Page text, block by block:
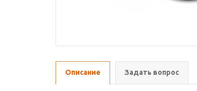
Описание Задать вопрос